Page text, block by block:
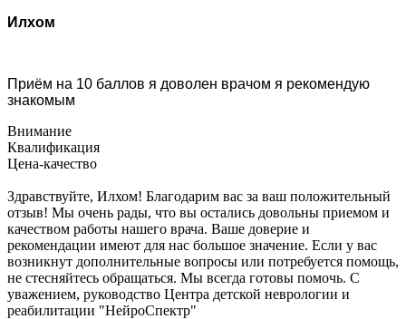
Илхом
Приём на 10 баллов я доволен врачом я рекомендую
знакомым
Внимание
Квалификация
Цена-качество
Здравствуйте, Илхом! Благодарим вас за ваш положительный
отзыв! Мы очень рады, что вы остались довольны приемом и
качеством работы нашего врача. Ваше доверие и
рекомендации имеют для нас большое значение. Если у вас
возникнут дополнительные вопросы или потребуется помощь,
не стесняйтесь обращаться. Мы всегда готовы помочь. С
уважением, руководство Центра детской неврологии и
реабилитации "НейроСпектр"